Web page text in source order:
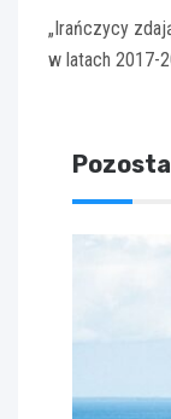
„Irańczycy
w latach 2017-